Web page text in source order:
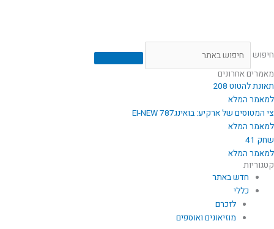
חיפוש
מאמרים אחרונים
תאונת להטוט 208
למאמר המלא
צי המטוסים של ארקיע: בואינג787 EI-NEW
למאמר המלא
שחק 41
למאמר המלא
קטגוריות
חדש באתר
כללי
לזכרם
מוזיאונים ואוספים